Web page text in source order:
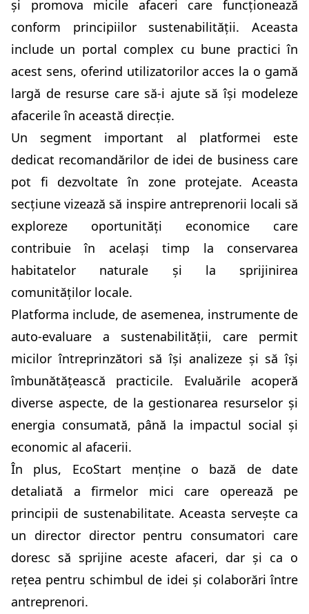
și promova micile afaceri care funcționează
conform principiilor sustenabilității. Aceasta
include un portal complex cu bune practici în
acest sens, oferind utilizatorilor acces la o gamă
largă de resurse care să-i ajute să își modeleze
afacerile în această direcție.
Un segment important al platformei este
dedicat recomandărilor de idei de business care
pot fi dezvoltate în zone protejate. Aceasta
secțiune vizează să inspire antreprenorii locali să
exploreze oportunități economice care
contribuie în același timp la conservarea
habitatelor naturale și la sprijinirea
comunităților locale.
Platforma include, de asemenea, instrumente de
auto-evaluare a sustenabilității, care permit
micilor întreprinzători să își analizeze și să își
îmbunătățească practicile. Evaluările acoperă
diverse aspecte, de la gestionarea resurselor și
energia consumată, până la impactul social și
economic al afacerii.
În plus, EcoStart menține o bază de date
detaliată a firmelor mici care operează pe
principii de sustenabilitate. Aceasta servește ca
un director director pentru consumatori care
doresc să sprijine aceste afaceri, dar și ca o
rețea pentru schimbul de idei și colaborări între
antreprenori.